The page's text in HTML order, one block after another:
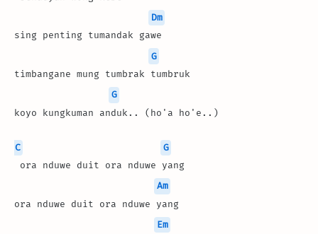
Dm
sing penting tumandak gawe
G
timbangane mung tumbrak tumbruk
G
koyo kungkuman anduk.. (ho'a ho'e..)
C
G
ora nduwe duit ora nduwe yang
Am
ora nduwe duit ora nduwe yang
Em